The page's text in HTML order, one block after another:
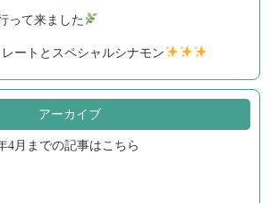
って来ました
ートとスペシャルシナモン
アーカイブ
4月までの記事はこちら